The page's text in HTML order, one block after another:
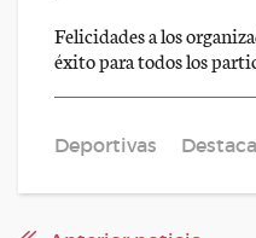
Felicidades a los
éxito para todos los
Deportivas